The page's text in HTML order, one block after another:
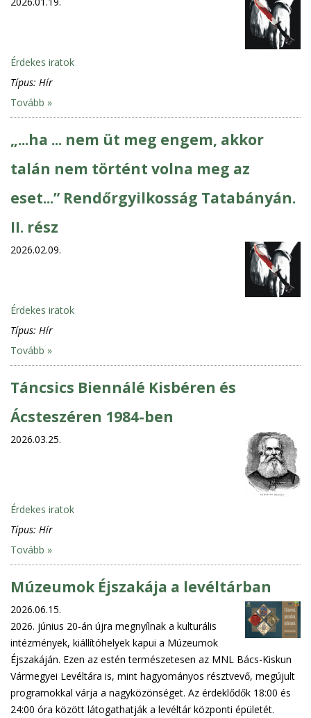
Érdekes iratok
Típus: Hír
Tovább »
„...ha ... nem üt meg engem, akkor
talán nem történt volna meg az
eset...” Rendőrgyilkosság Tatabányán.
II. rész
2026.02.09.
Érdekes iratok
Típus: Hír
Tovább »
Táncsics Biennálé Kisbéren és
Ácsteszéren 1984-ben
2026.03.25.
Érdekes iratok
Típus: Hír
Tovább »
Múzeumok Éjszakája a levéltárban
2026.06.15.
2026. június 20-án újra megnyílnak a kulturális
intézmények, kiállítóhelyek kapui a Múzeumok
Éjszakáján. Ezen az estén természetesen az MNL Bács-Kiskun
Vármegyei Levéltára is, mint hagyományos résztvevő, megújult
programokkal várja a nagyközönséget. Az érdeklődők 18:00 és
24:00 óra között látogathatják a levéltár központi épületét.